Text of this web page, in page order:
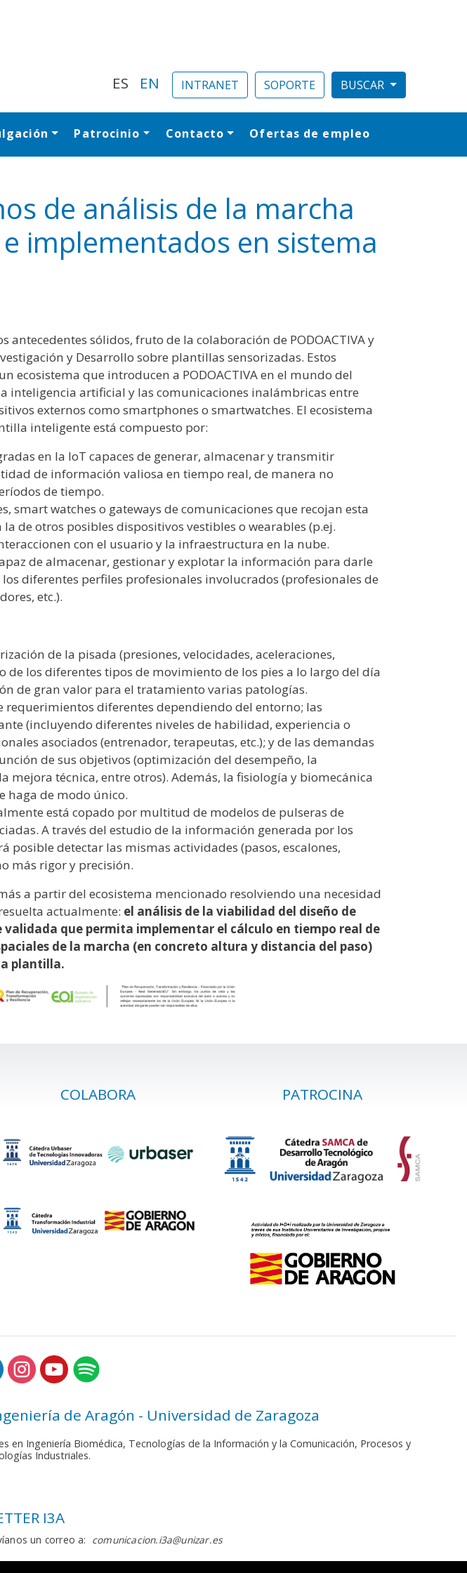
ES EN INTRANET SOPORTE
principal
Patrocinio Contacto Ofertas de empleo
de análisis de la marcha
implementados en sistema
antecedentes sólidos, fruto de la colaboración de PODOACTIVA y
y Desarrollo sobre plantillas sensorizadas. Estos
ecosistema que introducen a PODOACTIVA en el mundo del
inteligencia artificial y las comunicaciones inalámbricas entre
externos como smartphones o smartwatches. El ecosistema
inteligente está compuesto por:
en la IoT capaces de generar, almacenar y transmitir
de información valiosa en tiempo real, de manera no
de tiempo.
smart watches o gateways de comunicaciones que recojan esta
de otros posibles dispositivos vestibles o wearables (p.ej.
con el usuario y la infraestructura en la nube.
de almacenar, gestionar y explotar la información para darle
diferentes perfiles profesionales involucrados (profesionales de
etc.).
de la pisada (presiones, velocidades, aceleraciones,
de los diferentes tipos de movimiento de los pies a lo largo del día
de gran valor para el tratamiento varias patologías.
requerimientos diferentes dependiendo del entorno; las
(incluyendo diferentes niveles de habilidad, experiencia o
asociados (entrenador, terapeutas, etc.); y de las demandas
de sus objetivos (optimización del desempeño, la
mejora técnica, entre otros). Además, la fisiología y biomecánica
haga de modo único.
está copado por multitud de modelos de pulseras de
A través del estudio de la información generada por los
posible detectar las mismas actividades (pasos, escalones,
más rigor y precisión.
a partir del ecosistema mencionado resolviendo una necesidad
actualmente: el análisis de la viabilidad del diseño de
que permita implementar el cálculo en tiempo real de
de la marcha (en concreto altura y distancia del paso)
plantilla.
COLABORA PATROCINA
de Aragón - Universidad de Zaragoza
Ingeniería Biomédica, Tecnologías de la Información y la Comunicación, Procesos y
Industriales.
I3A
un correo a: comunicacion.i3a@unizar.es